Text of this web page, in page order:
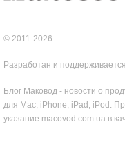
© 2011-2026
Разработан и поддерживается
Блог Маковод - новости о
для Mac, iPhone, iPad, iPod.
указание macovod.com.ua в